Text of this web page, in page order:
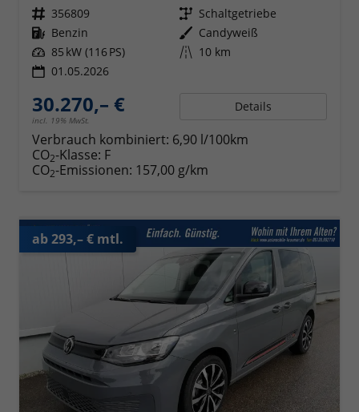
Fahrzeugnr. 356809 Getriebe Schaltgetriebe
Kraftstoff Benzin Außenfarbe Candyweiß
Leistung 85 kW (116 PS) Kilometerstand 10 km
01.05.2026
30.270,– €
incl. 19% MwSt.
Details
Verbrauch kombiniert: 6,90 l/100km
CO2-Klasse: F
CO2-Emissionen: 157,00 g/km
ab 293,– € mtl.